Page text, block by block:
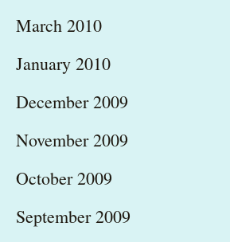
March 2010
January 2010
December 2009
November 2009
October 2009
September 2009